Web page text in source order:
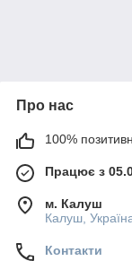
Про нас
100%
Працює з
м. Калуш
Калуш,
Контакти